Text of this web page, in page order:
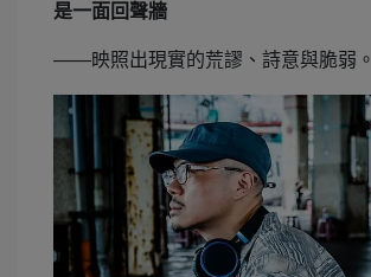
是一面回聲牆
——映照出現實的荒謬、詩意與脆弱。